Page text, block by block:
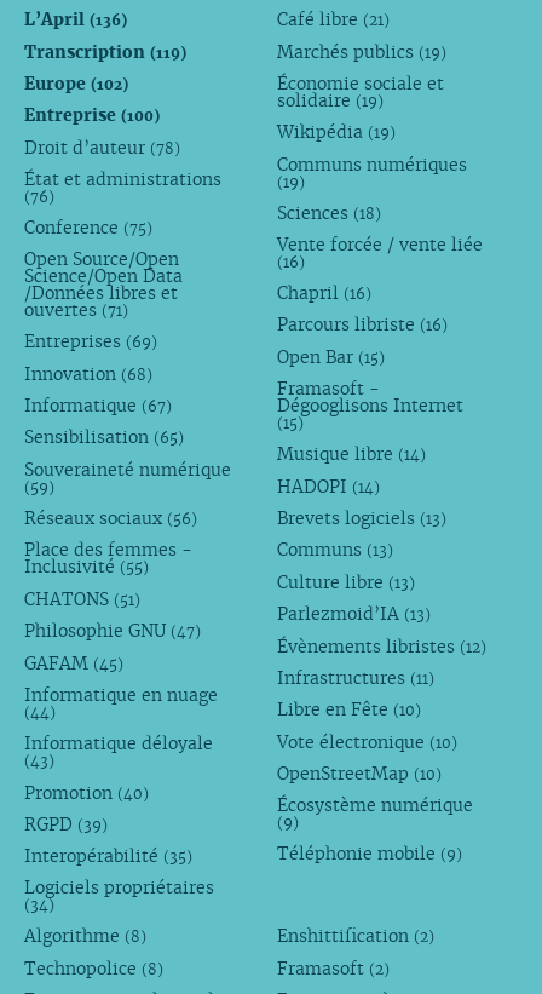
L’April (136)
Transcription (119)
Europe (102)
Entreprise (100)
Droit d’auteur (78)
État et administrations
(76)
Conference (75)
Open Source/Open
Science/Open Data
/Données libres et
ouvertes (71)
Entreprises (69)
Innovation (68)
Informatique (67)
Sensibilisation (65)
Souveraineté numérique
(59)
Réseaux sociaux (56)
Place des femmes -
Inclusivité (55)
CHATONS (51)
Philosophie GNU (47)
GAFAM (45)
Informatique en nuage
(44)
Informatique déloyale
(43)
Promotion (40)
RGPD (39)
Interopérabilité (35)
Logiciels propriétaires
(34)
Café libre (21)
Marchés publics (19)
Économie sociale et
solidaire (19)
Wikipédia (19)
Communs numériques
(19)
Sciences (18)
Vente forcée / vente liée
(16)
Chapril (16)
Parcours libriste (16)
Open Bar (15)
Framasoft -
Dégooglisons Internet
(15)
Musique libre (14)
HADOPI (14)
Brevets logiciels (13)
Communs (13)
Culture libre (13)
Parlezmoid’IA (13)
Évènements libristes (12)
Infrastructures (11)
Libre en Fête (10)
Vote électronique (10)
OpenStreetMap (10)
Écosystème numérique
(9)
Téléphonie mobile (9)
Algorithme (8)
Technopolice (8)
Enshittification (2)
Framasoft (2)